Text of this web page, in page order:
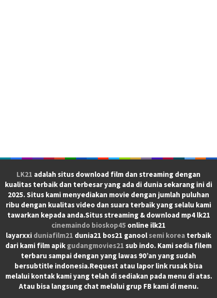
LK21 adalah situs download film dan streaming dengan
kualitas terbaik dan terbesar yang ada di dunia sekarang ini di
2025. Situs kami menyediakan movie dengan jumlah puluhan
ribu dengan kualitas video dan suara terbaik yang selalu kami
tawarkan kepada anda.Situs streaming & download mp4 lk21
cinemaindo bioskop45 online ilk21
layarxxi duniafilm21 dunia21 bos21 ganool semi korea terbaik
dari kami film apik gudangmovies21 sub indo. Kami sedia filem
terbaru sampai dengan yang lawas 90’an yang sudah
bersubtitle indonesia.Request atau lapor link rusak bisa
melalui kontak kami yang telah di sediakan pada menu di atas.
Atau bisa langsung chat melalui grup FB kami di menu.